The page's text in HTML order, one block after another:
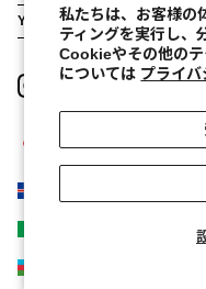
私たちは、お客様の
ティングを実行し、
Cookieやその他のテ
については プライバ
Stores
About
Contact Us
Cookies Policy
Cookie Preferences
Recruit
YOUR ORDER
Return Order
FAQs
JP (¥)
国/